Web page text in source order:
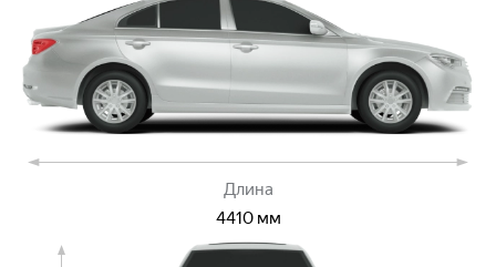
Длина
4410 мм